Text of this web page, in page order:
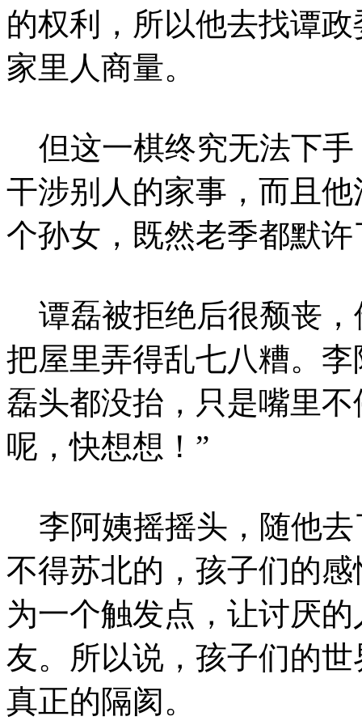
的权利，所以他去找谭
家里人商量。
但这一棋终究无法下手
干涉别人的家事，而且
个孙女，既然老季都默
谭磊被拒绝后很颓丧，
把屋里弄得乱七八糟。
磊头都没抬，只是嘴里
呢，快想想！”
李阿姨摇摇头，随他去
不得苏北的，孩子们的
为一个触发点，让讨厌
友。所以说，孩子们的
真正的隔阂。